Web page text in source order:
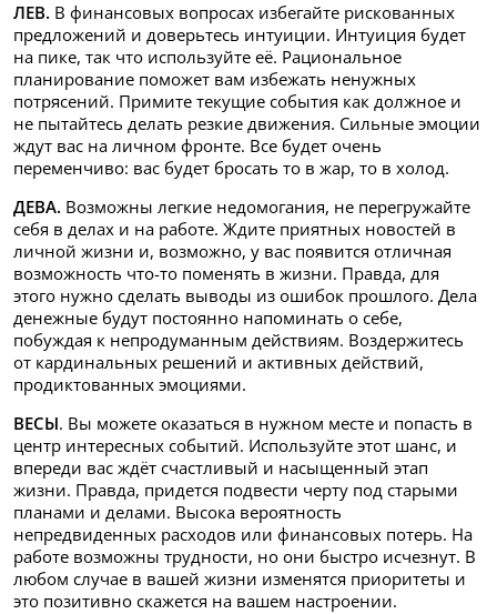
ЛЕВ. В финансовых вопросах избегайте рискованных
предложений и доверьтесь интуиции. Интуиция будет
на пике, так что используйте её. Рациональное
планирование поможет вам избежать ненужных
потрясений. Примите текущие события как должное и
не пытайтесь делать резкие движения. Сильные эмоции
ждут вас на личном фронте. Все будет очень
переменчиво: вас будет бросать то в жар, то в холод.
ДЕВА. Возможны легкие недомогания, не перегружайте
себя в делах и на работе. Ждите приятных новостей в
личной жизни и, возможно, у вас появится отличная
возможность что-то поменять в жизни. Правда, для
этого нужно сделать выводы из ошибок прошлого. Дела
денежные будут постоянно напоминать о себе,
побуждая к непродуманным действиям. Воздержитесь
от кардинальных решений и активных действий,
продиктованных эмоциями.
ВЕСЫ. Вы можете оказаться в нужном месте и попасть в
центр интересных событий. Используйте этот шанс, и
впереди вас ждёт счастливый и насыщенный этап
жизни. Правда, придется подвести черту под старыми
планами и делами. Высока вероятность
непредвиденных расходов или финансовых потерь. На
работе возможны трудности, но они быстро исчезнут. В
любом случае в вашей жизни изменятся приоритеты и
это позитивно скажется на вашем настроении.